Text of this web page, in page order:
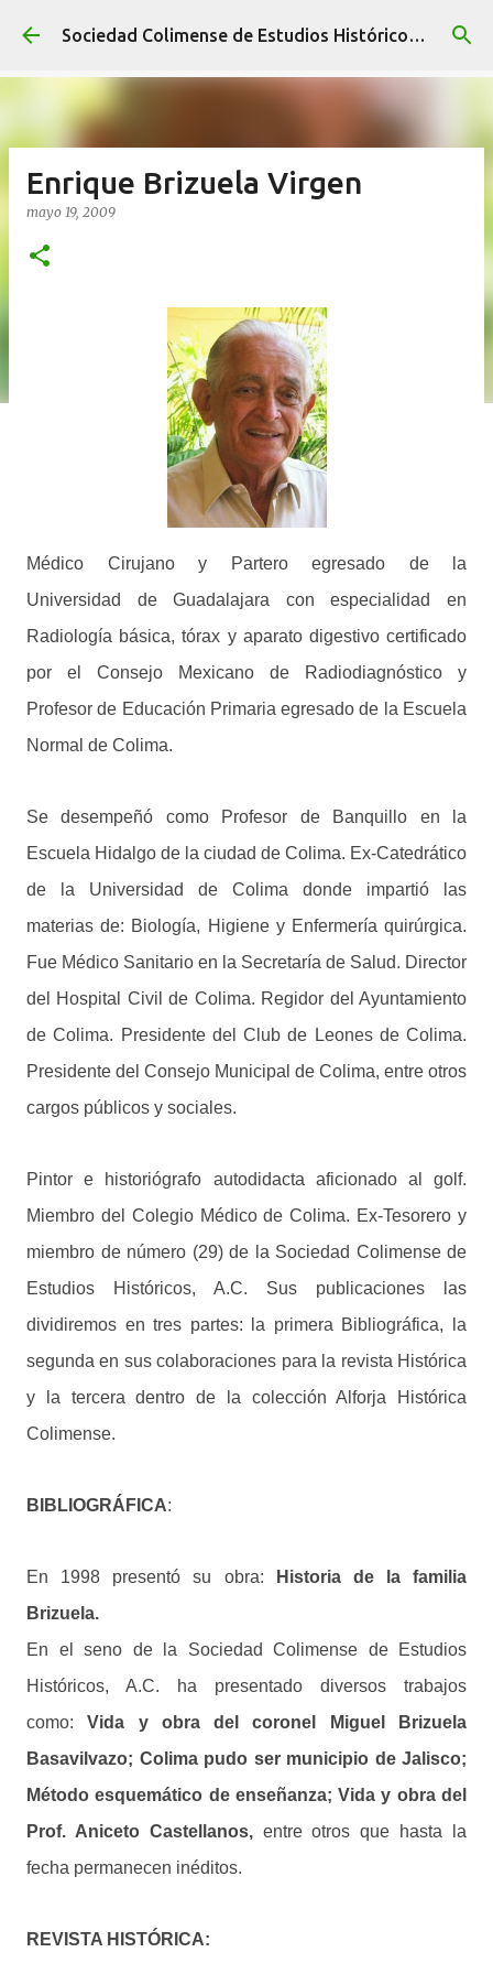
Ir al contenido principal Sociedad Colimense de Estudios Históricos A. C.
Enrique Brizuela Virgen
mayo 19, 2009
Médico Cirujano y Partero egresado de la
Universidad de Guadalajara con especialidad en
Radiología básica, tórax y aparato digestivo certificado
por el Consejo Mexicano de Radiodiagnóstico y
Profesor de Educación Primaria egresado de la Escuela
Normal de Colima.
Se desempeñó como Profesor de Banquillo en la
Escuela Hidalgo de la ciudad de Colima. Ex-Catedrático
de la Universidad de Colima donde impartió las
materias de: Biología, Higiene y Enfermería quirúrgica.
Fue Médico Sanitario en la Secretaría de Salud. Director
del Hospital Civil de Colima. Regidor del Ayuntamiento
de Colima. Presidente del Club de Leones de Colima.
Presidente del Consejo Municipal de Colima, entre otros
cargos públicos y sociales.
Pintor e historiógrafo autodidacta aficionado al golf.
Miembro del Colegio Médico de Colima. Ex-Tesorero y
miembro de número (29) de la Sociedad Colimense de
Estudios Históricos, A.C. Sus publicaciones las
dividiremos en tres partes: la primera Bibliográfica, la
segunda en sus colaboraciones para la revista Histórica
y la tercera dentro de la colección Alforja Histórica
Colimense.
BIBLIOGRÁFICA:
En 1998 presentó su obra:
Historia de la familia
Brizuela.
En el seno de la Sociedad Colimense de Estudios
Históricos, A.C. ha presentado diversos trabajos
como:Vida y obra del coronel Miguel Brizuela
Basavilvazo; Colima pudo ser municipio de Jalisco;
Método esquemático de enseñanza; Vida y obra del
Prof. Aniceto Castellanos, entre otros que hasta la
fecha permanecen inéditos.
REVISTA HISTÓRICA: